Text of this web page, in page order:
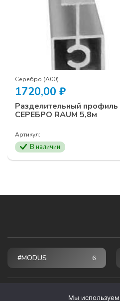
Серебро (А00)
1720,00 ₽
Разделительный профиль
СЕРЕБРО RAUM 5,8м
Артикул:
В наличии
#MODUS 6
© 2026 ПРОГРЕСС -Мы используем